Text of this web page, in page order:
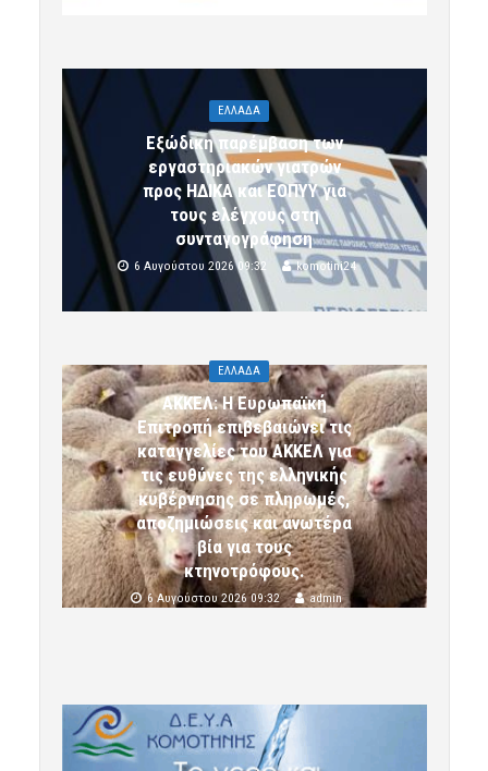
ΕΛΛΑΔΑ
Εξώδικη παρέμβαση των
εργαστηριακών γιατρών
προς ΗΔΙΚΑ και ΕΟΠΥΥ για
τους ελέγχους στη
συνταγογράφηση
6 Αυγούστου 2026 09:32 komotini24
ΕΛΛΑΔΑ
ΑΚΚΕΛ: Η Ευρωπαϊκή
Επιτροπή επιβεβαιώνει τις
καταγγελίες του ΑΚΚΕΛ για
τις ευθύνες της ελληνικής
κυβέρνησης σε πληρωμές,
αποζημιώσεις και ανωτέρα
βία για τους
κτηνοτρόφους.
6 Αυγούστου 2026 09:32 admin